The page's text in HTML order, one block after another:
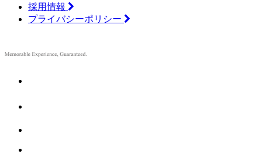
採用情報
プライバシーポリシー